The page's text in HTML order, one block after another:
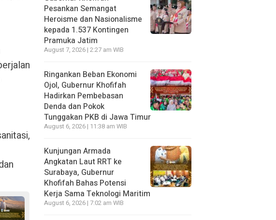
Pesankan Semangat
Heroisme dan Nasionalisme
kepada 1.537 Kontingen
Pramuka Jatim
August 7, 2026 | 2:27 am WIB
Ringankan Beban Ekonomi
Ojol, Gubernur Khofifah
Hadirkan Pembebasan
Denda dan Pokok
Tunggakan PKB di Jawa Timur
August 6, 2026 | 11:38 am WIB
Kunjungan Armada
Angkatan Laut RRT ke
Surabaya, Gubernur
Khofifah Bahas Potensi
Kerja Sama Teknologi Maritim
August 6, 2026 | 7:02 am WIB